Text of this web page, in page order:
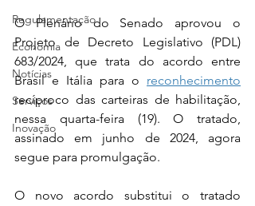
Regulamentação
Economia
Notícias
Serviços
Inovação
O Plenário do Senado aprovou o
Projeto de Decreto Legislativo (PDL)
683/2024, que trata do acordo entre
Brasil e Itália para o reconhecimento
recíproco das carteiras de habilitação,
nessa quarta-feira (19). O tratado,
assinado em junho de 2024, agora
segue para promulgação.
O novo acordo substitui o tratado